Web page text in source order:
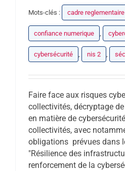
Mots-clés : cadre reglementaire
confiance numerique ,
cybersécurité , nis 2 ,
Faire face aux risques
collectivités, décryptage
en matière de
collectivités, avec
obligations prévues dans
"Résilience des
renforcement de la